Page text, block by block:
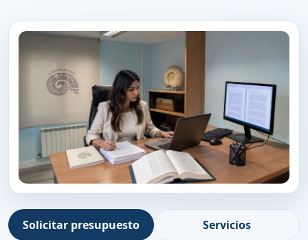
Solicitar presupuesto Servicios